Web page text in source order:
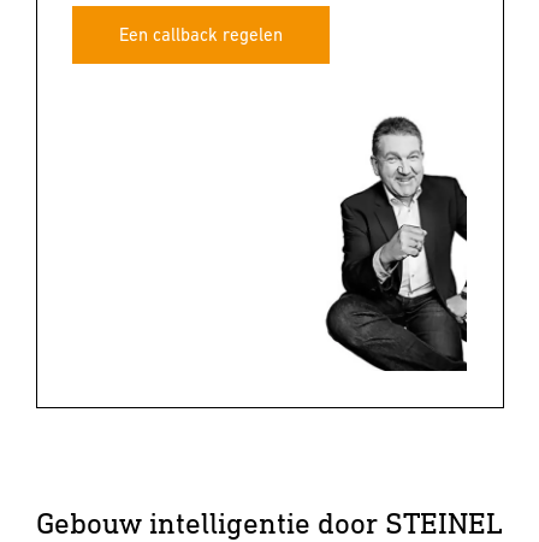
Een callback regelen
Gebouw intelligentie door STEINEL